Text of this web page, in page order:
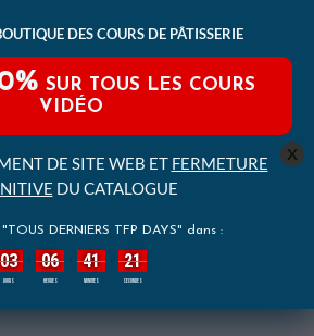
DES COURS DE PÂTISSERIE
SUR TOUS LES COURS
VIDÉO
DE SITE WEB ET FERMETURE
DU CATALOGUE
DERNIERS TFP DAYS" dans :
03
JOURS
06
HEURES
41
MINUTES
19
SECONDES
x